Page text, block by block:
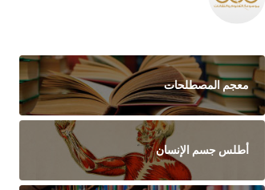
معجم المصطلحات
أطلس جسم الإنسان